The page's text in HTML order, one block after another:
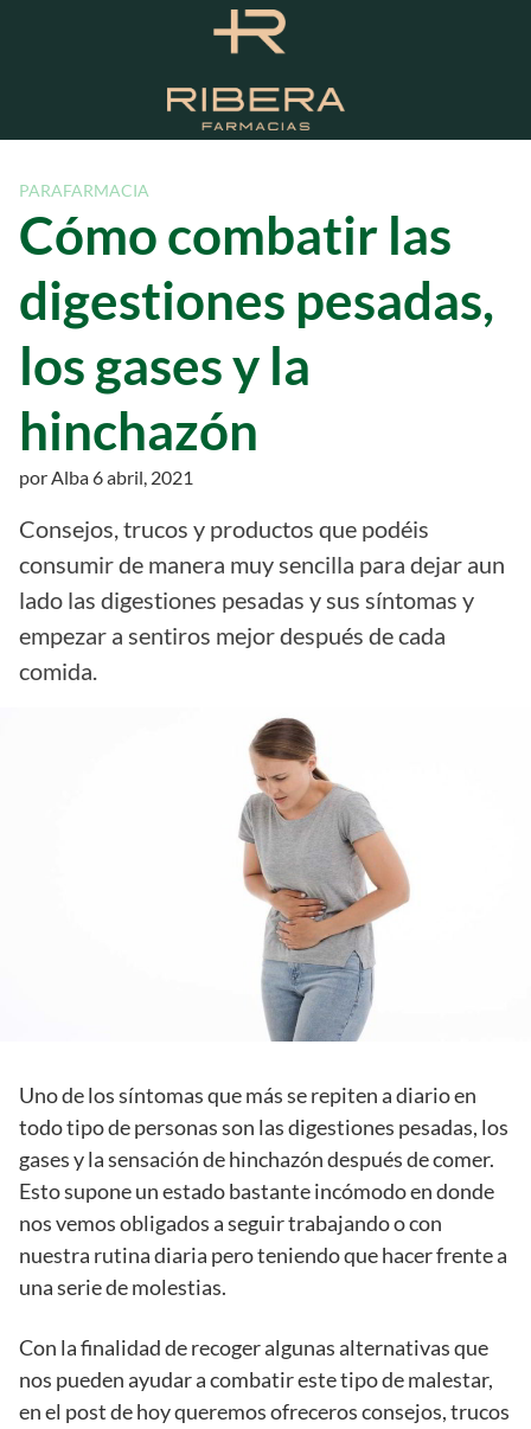
PARAFARMACIA
Cómo combatir las
digestiones pesadas,
los gases y la
hinchazón
porAlba6 abril, 2021
Consejos, trucos y productos que podéis
consumir de manera muy sencilla para dejar aun
lado las digestiones pesadas y sus síntomas y
empezar a sentiros mejor después de cada
comida.
Uno de los síntomas que más se repiten a diario en
todo tipo de personas son las digestiones pesadas, los
gases y la sensación de hinchazón después de comer.
Esto supone un estado bastante incómodo en donde
nos vemos obligados a seguir trabajando o con
nuestra rutina diaria pero teniendo que hacer frente a
una serie de molestias.
Con la finalidad de recoger algunas alternativas que
nos pueden ayudar a combatir este tipo de malestar,
en el post de hoy queremos ofreceros consejos, trucos